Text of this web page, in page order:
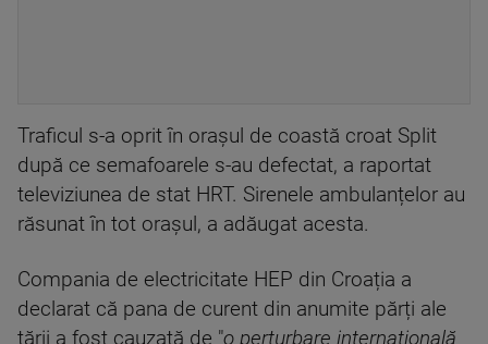
Traficul s-a oprit în orașul de coastă croat Split
după ce semafoarele s-au defectat, a raportat
televiziunea de stat HRT. Sirenele ambulanțelor au
răsunat în tot orașul, a adăugat acesta.
Compania de electricitate HEP din Croația a
declarat că pana de curent din anumite părți ale
țării a fost cauzată de "o perturbare internațională